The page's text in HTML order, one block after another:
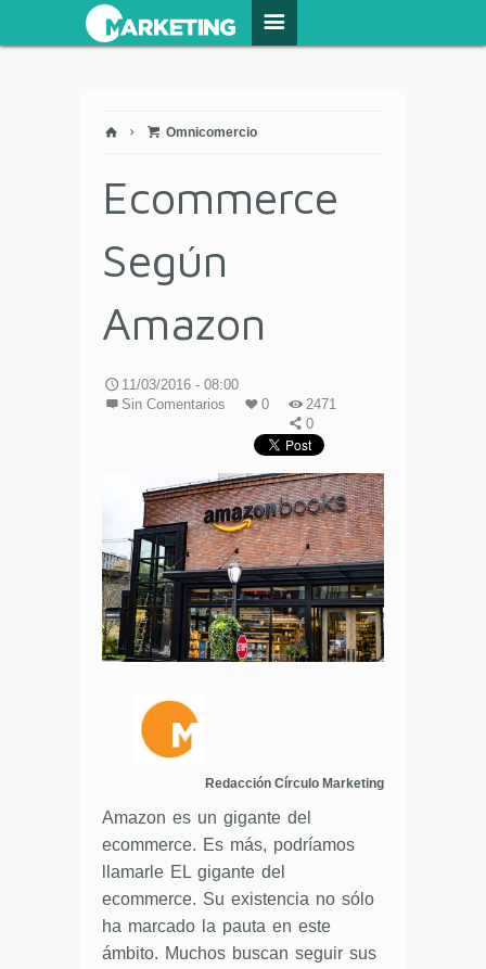
Omnicomercio
Ecommerce
Según
Amazon
11/03/2016 - 08:00
Sin Comentarios
0
2471
0
Redacción Círculo Marketing
Amazon es un gigante del
ecommerce. Es más, podríamos
llamarle EL gigante del
ecommerce. Su existencia no sólo
ha marcado la pauta en este
ámbito. Muchos buscan seguir sus